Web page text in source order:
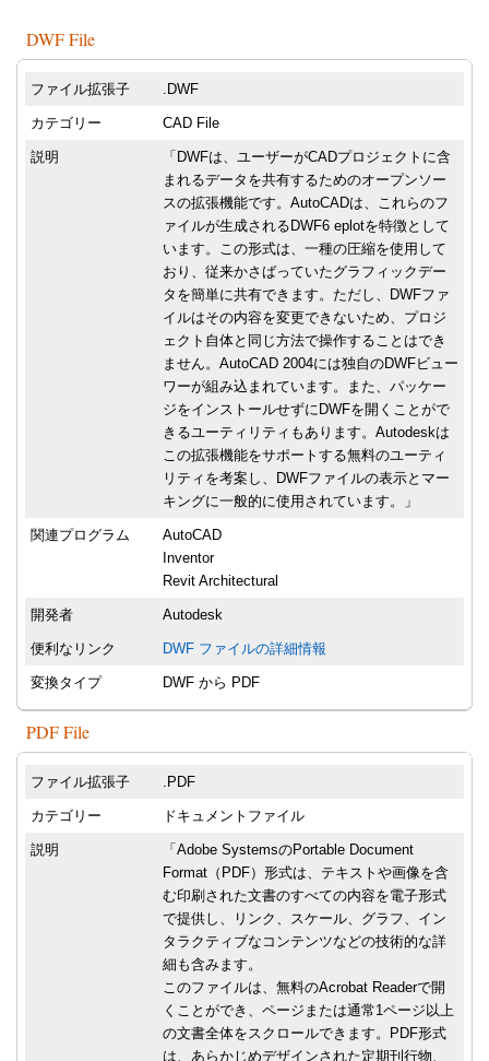
DWF File
ファイル拡張子 .DWF
カテゴリー CAD File
説明
「DWFは、ユーザーがCADプロジェクトに含
まれるデータを共有するためのオープンソー
スの拡張機能です。AutoCADは、これらのフ
ァイルが生成されるDWF6 eplotを特徴として
います。この形式は、一種の圧縮を使用して
おり、従来かさばっていたグラフィックデー
タを簡単に共有できます。ただし、DWFファ
イルはその内容を変更できないため、プロジ
ェクト自体と同じ方法で操作することはでき
ません。AutoCAD 2004には独自のDWFビュー
ワーが組み込まれています。また、パッケー
ジをインストールせずにDWFを開くことがで
きるユーティリティもあります。Autodeskは
この拡張機能をサポートする無料のユーティ
リティを考案し、DWFファイルの表示とマー
キングに一般的に使用されています。」
関連プログラム
AutoCAD
Inventor
Revit Architectural
開発者 Autodesk
便利なリンク DWF ファイルの詳細情報
変換タイプ DWF から PDF
PDF File
ファイル拡張子 .PDF
カテゴリー ドキュメントファイル
説明
「Adobe SystemsのPortable Document
Format（PDF）形式は、テキストや画像を含
む印刷された文書のすべての内容を電子形式
で提供し、リンク、スケール、グラフ、イン
タラクティブなコンテンツなどの技術的な詳
細も含みます。
このファイルは、無料のAcrobat Readerで開
くことができ、ページまたは通常1ページ以上
の文書全体をスクロールできます。PDF形式
は、あらかじめデザインされた定期刊行物、